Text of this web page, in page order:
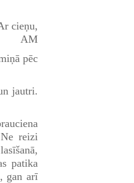
cieņu,
АМ
pēc
jautri.
reizi
patika
gan arī